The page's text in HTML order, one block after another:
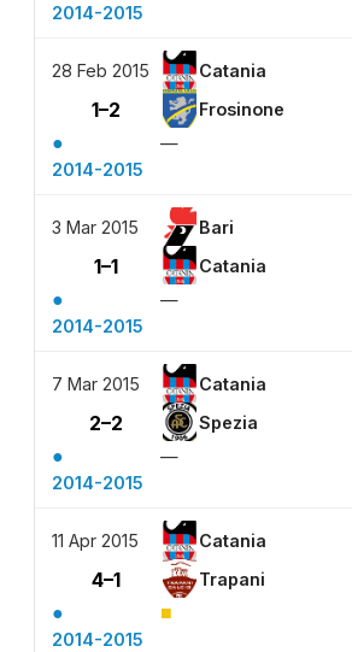
2014-2015
28 Feb 2015 Catania
1–2 Frosinone
●
—
2014-2015
3 Mar 2015 Bari
1–1 Catania
●
—
2014-2015
7 Mar 2015 Catania
2–2 Spezia
●
—
2014-2015
11 Apr 2015 Catania
4–1 Trapani
● ■
2014-2015